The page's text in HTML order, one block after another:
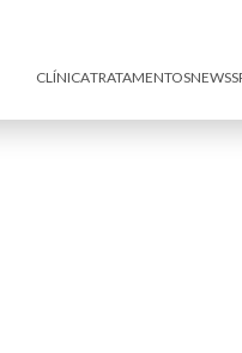
CLÍNICATRATAMENTOSNEWS